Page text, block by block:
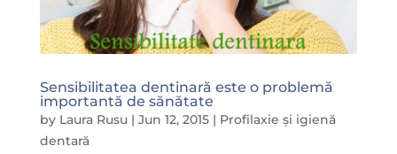
Sensibilitatea dentinară este o problemă
importantă de sănătate
by Laura Rusu| Jun 12, 2015| Profilaxie și igienă
dentară